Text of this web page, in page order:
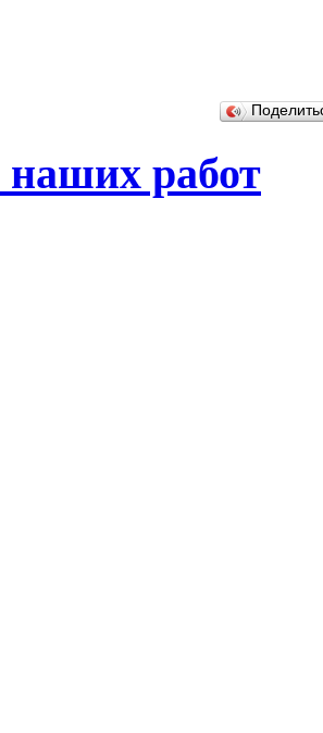
наших работ